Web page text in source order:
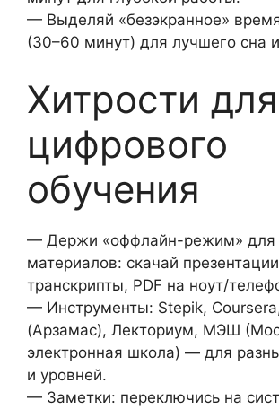
— Выделяй «безэкранное»
(30–60 минут) для лучшего сна
Хитрости для
цифрового
обучения
— Держи «оффлайн-режим» для
материалов: скачай
транскрипты, PDF на ноут/
— Инструменты: Stepik,
(Арзамас), Лекториум, МЭШ
электронная школа) — для
и уровней.
— Заметки: переключись на